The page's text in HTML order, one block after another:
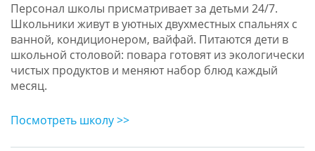
Персонал школы присматривает за детьми 24/7.
Школьники живут в уютных двухместных спальнях c
ванной, кондиционером, вайфай. Питаются дети в
школьной столовой: повара готовят из экологически
чистых продуктов и меняют набор блюд каждый
месяц.
Посмотреть школу >>